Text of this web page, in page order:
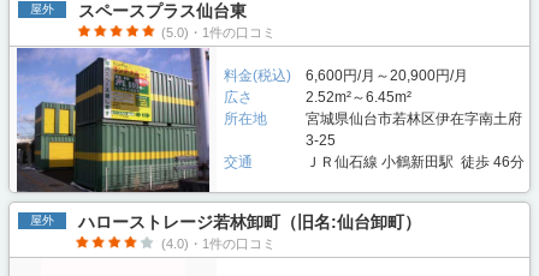
屋外 スペースプラス仙台東
(5.0)・1件の口コミ
料金(税込)
6,600円/月～20,900円/月
広さ
2.52m²～6.45m²
所在地
宮城県仙台市若林区伊在字南土府
3-25
交通
ＪＲ仙石線 小鶴新田駅 徒歩 46分
屋外 ハローストレージ若林卸町（旧名:仙台卸町）
(4.0)・1件の口コミ